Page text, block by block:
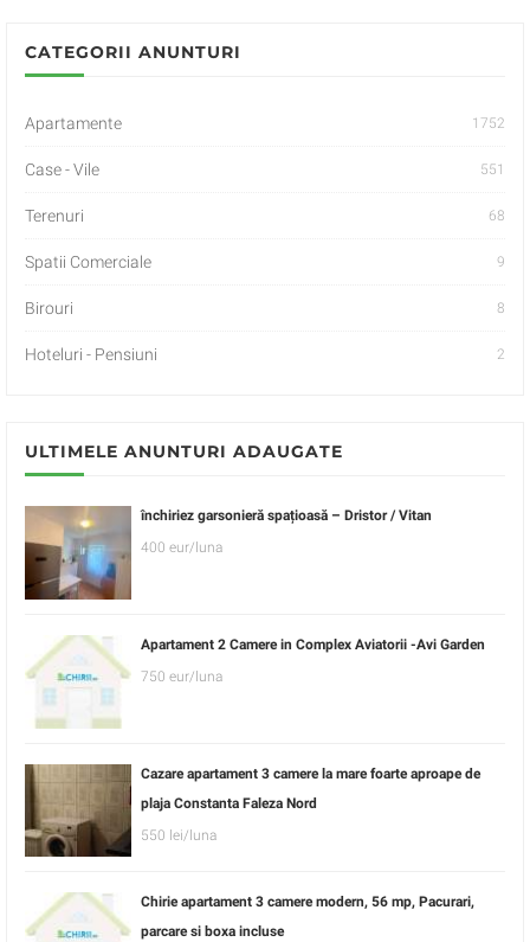
CATEGORII ANUNTURI
Apartamente 1752
Case - Vile 551
Terenuri 68
Spatii Comerciale 9
Birouri 8
Hoteluri - Pensiuni 2
ULTIMELE ANUNTURI ADAUGATE
închiriez garsonieră spațioasă – Dristor / Vitan
400 eur/luna
Apartament 2 Camere in Complex Aviatorii -Avi Garden
750 eur/luna
Cazare apartament 3 camere la mare foarte aproape de
plaja Constanta Faleza Nord
550 lei/luna
Chirie apartament 3 camere modern, 56 mp, Pacurari,
parcare si boxa incluse